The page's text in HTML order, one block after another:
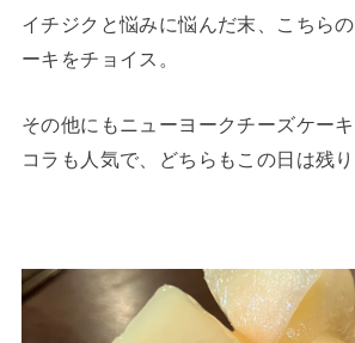
イチジクと悩みに悩んだ末、こちら
ーキをチョイス。
その他にもニューヨークチーズケー
コラも人気で、どちらもこの日は残り